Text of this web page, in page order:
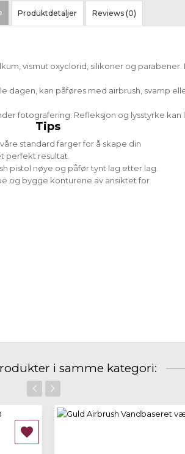
Produktdetaljer Reviews (0)
vismut oxyclorid, silikoner og parabener.
kan påføres med airbrush, svamp
fotografering. Refleksjon og lysstyrke
Tips
standard farger for å skape din
perfekt resultat.
pistol nøye og påfør tynt lag etter lag.
og bygge konturene av ansiktet for
i samme kategori:
